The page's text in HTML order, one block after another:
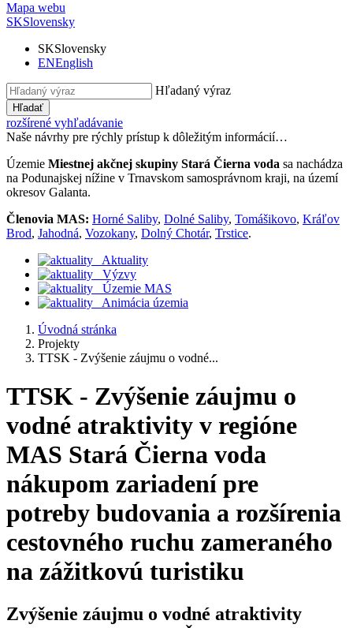
Mapa webu
SKSlovensky
SKSlovensky
ENEnglish
Hľadaný výraz
Hľadať
rozšírené vyhľadávanie
Naše návrhy pre rýchly prístup k dôležitým informácií…
Územie Miestnej akčnej skupiny Stará Čierna voda sa nachádza
na Podunajskej nížine v Trnavskom samosprávnom kraji, na území
okresov Galanta.
Členovia MAS: Horné Saliby, Dolné Saliby, Tomášikovo, Kráľov
Brod, Jahodná, Vozokany, Dolný Chotár, Trstice.
Aktuality
Výzvy
Územie MAS
Animácia územia
Úvodná stránka
Projekty
TTSK - Zvýšenie záujmu o vodné...
TTSK - Zvýšenie záujmu o
vodné atraktivity v regióne
MAS Stará Čierna voda
nákupom zariadení pre
potreby budovania a rozšírenia
cestovného ruchu zameraného
na zážitkovú turistiku
Zvýšenie záujmu o vodné atraktivity